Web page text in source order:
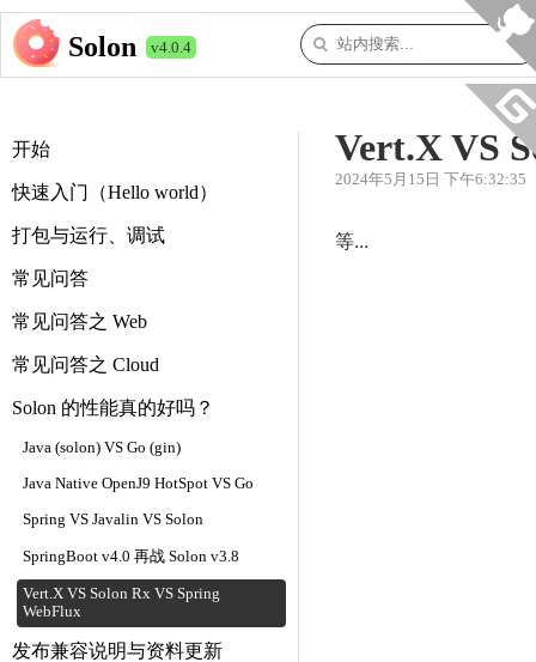
Solon v4.0.4
开始
快速入门（Hello world）
打包与运行、调试
常见问答
常见问答之 Web
常见问答之 Cloud
Solon 的性能真的好吗？
Java (solon) VS Go (gin)
Java Native OpenJ9 HotSpot VS Go
Spring VS Javalin VS Solon
SpringBoot v4.0 再战 Solon v3.8
Vert.X VS Solon Rx VS Spring
WebFlux
发布兼容说明与资料更新
Vert.X VS
2024年5月15日 下午6:32:35
等...